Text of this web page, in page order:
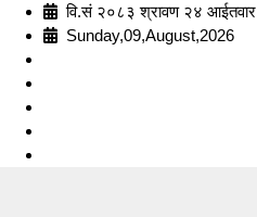
वि.सं २०८३ श्रावण २४ आईतवार
Sunday,09,August,2026